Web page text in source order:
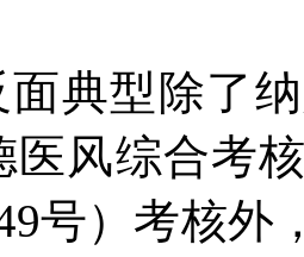
典型除了
医风综合考
号）考核